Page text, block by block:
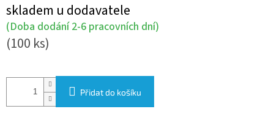
cena:
skladem u dodavatele
(Doba dodání 2-6 pracovních dní)
(100 ks)
Přidat do košíku